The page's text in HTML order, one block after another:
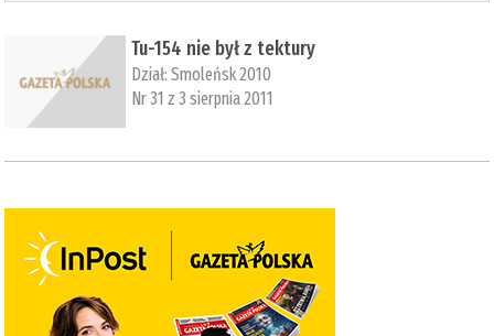
Tu-154 nie był z tektury
Dział:Smoleńsk 2010
Nr 31 z 3 sierpnia 2011